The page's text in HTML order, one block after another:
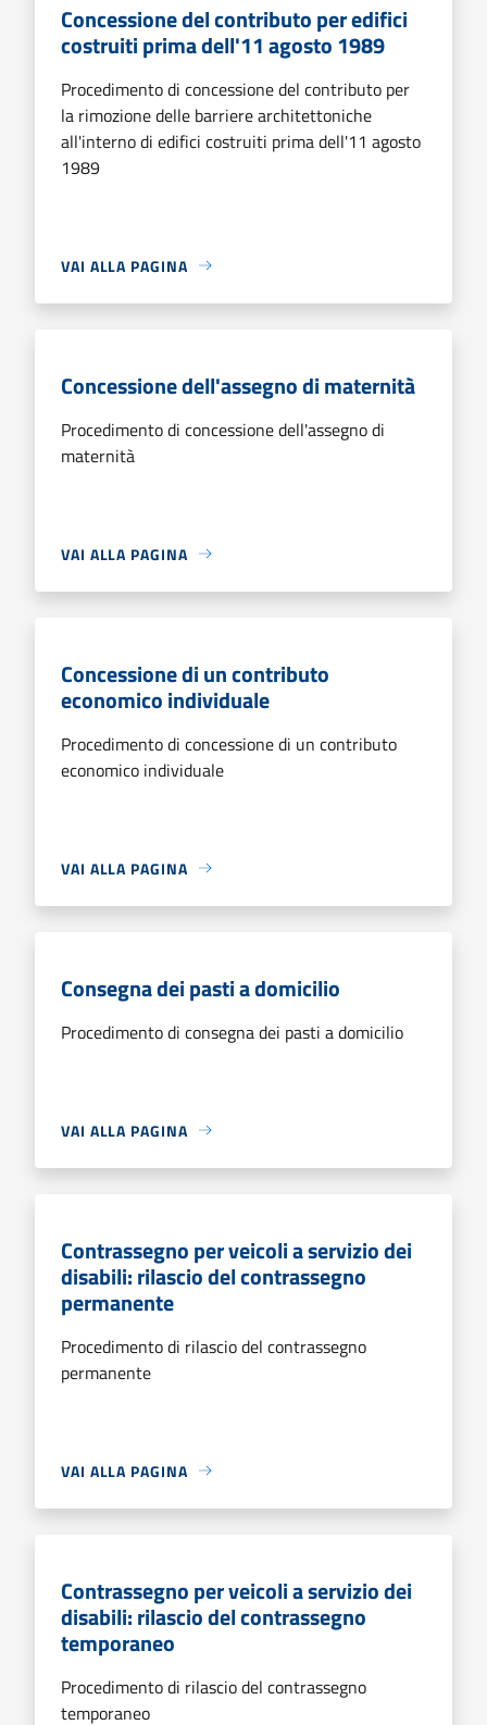
Concessione del contributo per edifici
costruiti prima dell'11 agosto 1989
Procedimento di concessione del contributo per
la rimozione delle barriere architettoniche
all'interno di edifici costruiti prima dell'11 agosto
1989
VAI ALLA PAGINA
Concessione dell'assegno di maternità
Procedimento di concessione dell'assegno di
maternità
VAI ALLA PAGINA
Concessione di un contributo
economico individuale
Procedimento di concessione di un contributo
economico individuale
VAI ALLA PAGINA
Consegna dei pasti a domicilio
Procedimento di consegna dei pasti a domicilio
VAI ALLA PAGINA
Contrassegno per veicoli a servizio dei
disabili: rilascio del contrassegno
permanente
Procedimento di rilascio del contrassegno
permanente
VAI ALLA PAGINA
Contrassegno per veicoli a servizio dei
disabili: rilascio del contrassegno
temporaneo
Procedimento di rilascio del contrassegno
temporaneo